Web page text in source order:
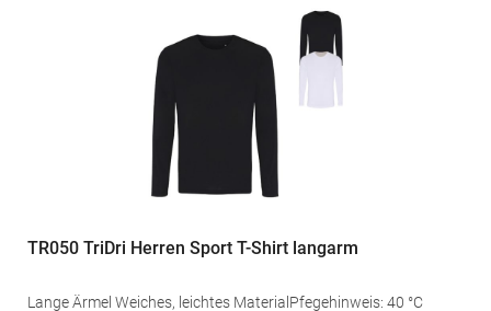
TR050 TriDri Herren Sport T-Shirt langarm
Lange Ärmel Weiches, leichtes MaterialPfegehinweis: 40 °C